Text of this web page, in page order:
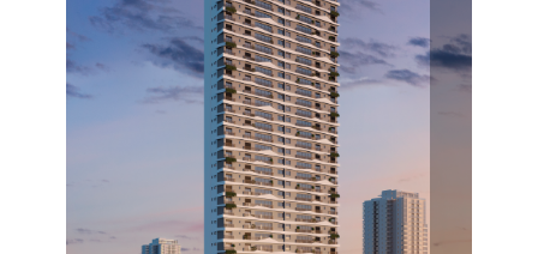
(62) 3923-2762
Rua 145, Qd.51, Lt. 15 - St. Marista,